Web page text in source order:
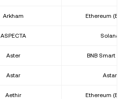
Arkham Ethereum
ASPECTA Solana
Aster BNB Smart
Astar Astar
Aethir Ethereum